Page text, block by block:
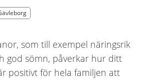
som till exempel näringsrik
god sömn, påverkar hur ditt
positivt för hela familjen att